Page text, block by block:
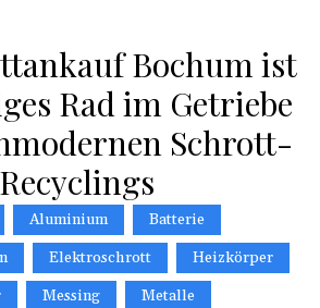
Bochum ist
Rad im Getriebe
Schrott-
Recyclings
Aluminium
Batterie
Elektroschrott
Heizkörper
Messing
Metalle